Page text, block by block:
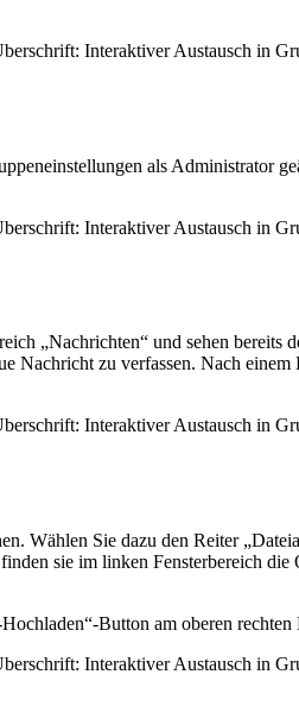
Interaktiver Austausch in
als Administrator
Interaktiver Austausch in
„Nachrichten“ und sehen bereits
Nachricht zu verfassen. Nach
Interaktiver Austausch in
Wählen Sie dazu den Reiter
sie im linken Fensterbereich die
Button am oberen rechten
Interaktiver Austausch in